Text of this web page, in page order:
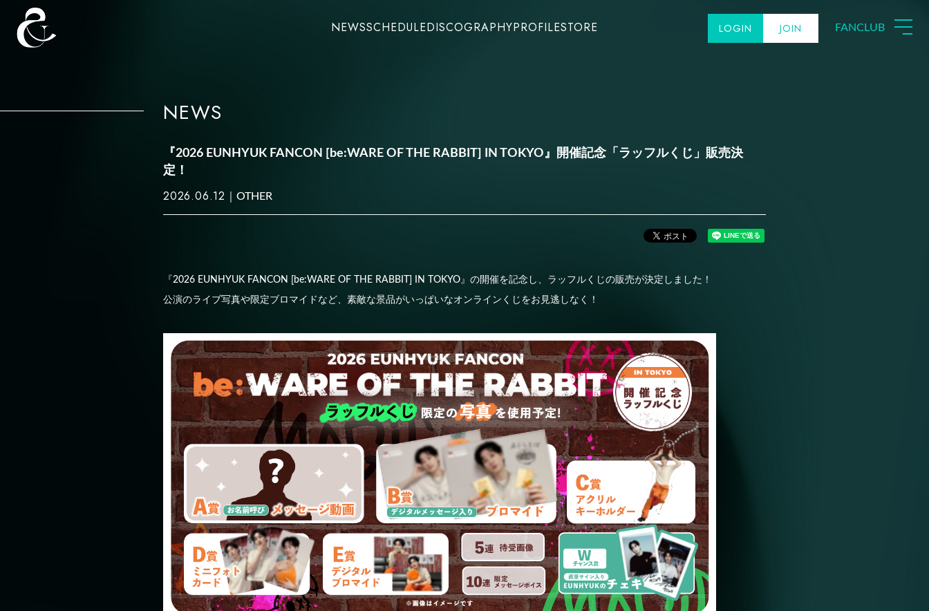
NEWSSCHEDULEDISCOGRAPHYPROFILESTORE LOGIN JOIN FANCLUB
NEWS
『2026 EUNHYUK FANCON [be:WARE OF THE RABBIT] IN TOKYO』開催記念「ラッフルくじ」販売決
定！
2026.06.12 OTHER
『2026 EUNHYUK FANCON [be:WARE OF THE RABBIT] IN TOKYO』の開催を記念し、ラッフルくじの販売が決定しました！
公演のライブ写真や限定ブロマイドなど、素敵な景品がいっぱいなオンラインくじをお見逃しなく！